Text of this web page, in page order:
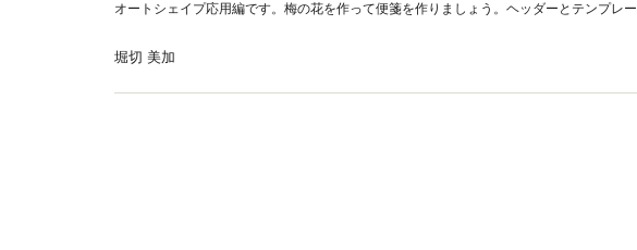
オートシェイプ応用編です。梅の花を作って便箋を作りましょう。ヘッダーとテンプレ
堀切 美加